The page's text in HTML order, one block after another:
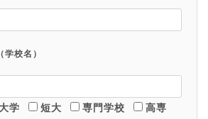
校名）
大学 短大 専門学校
高専